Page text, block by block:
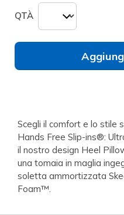
QTÀ
Scegli il comfort e lo stile
Hands Free Slip-ins®:
il nostro design Heel
una tomaia in maglia
soletta ammortizzata
Foam™.